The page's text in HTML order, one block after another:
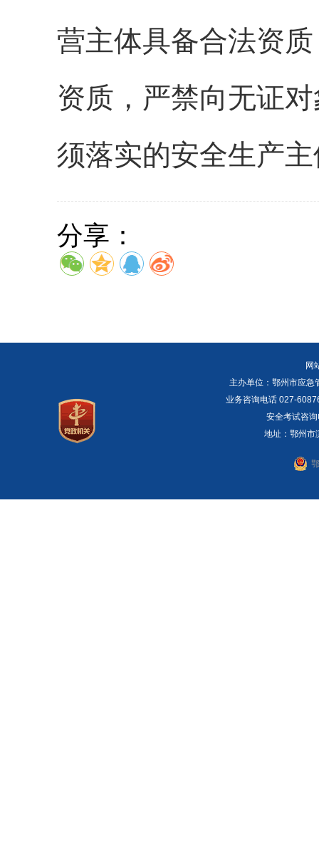
营主体具备合法资
资质，严禁向无证
须落实的安全生产
分享：
网
主办单位：鄂州市应
业务咨询电话 027-
安全考试咨
地址：鄂州市